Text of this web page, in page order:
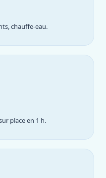
chauffe-eau.
place en 1 h.